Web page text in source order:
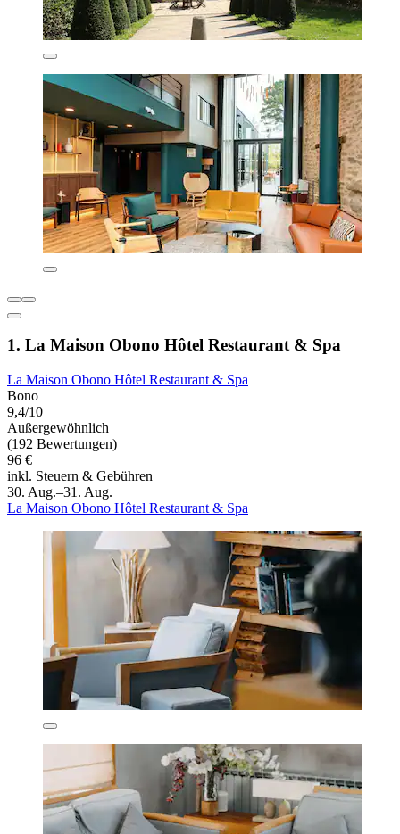
1. La Maison Obono Hôtel Restaurant & Spa
La Maison Obono Hôtel Restaurant & Spa
Bono
9,4/10
Außergewöhnlich
(192 Bewertungen)
96 €
inkl. Steuern & Gebühren
30. Aug.–31. Aug.
La Maison Obono Hôtel Restaurant & Spa